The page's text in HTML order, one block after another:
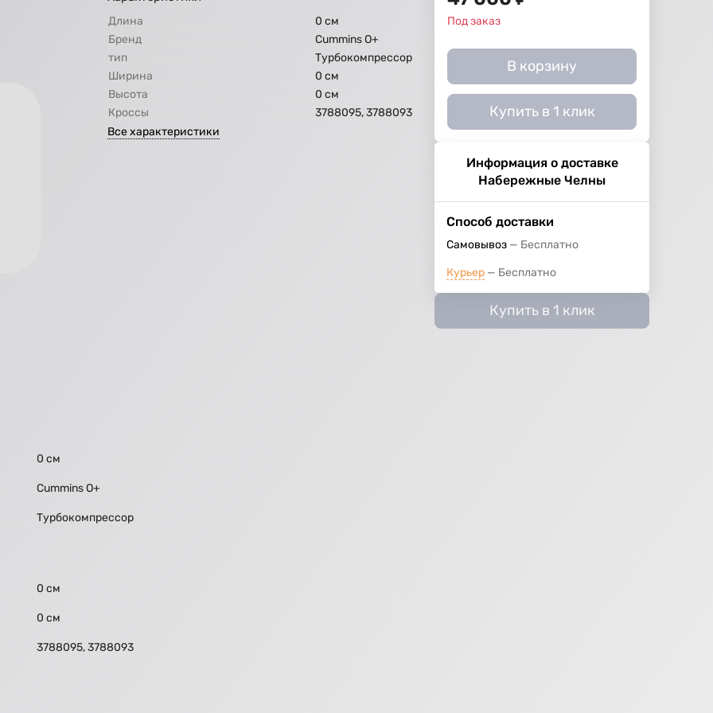
Длина
0 см
Бренд
Cummins O+
тип
Турбокомпрессор
Ширина
0 см
Высота
0 см
Кроссы
3788095, 3788093
Все характеристики
Под заказ
В корзину
Купить в 1 клик
Информация о доставке
Набережные Челны
Способ доставки
Самовывоз Бесплатно
Курьер Бесплатно
Купить в 1 клик
0 см
Cummins O+
Турбокомпрессор
0 см
0 см
3788095, 3788093